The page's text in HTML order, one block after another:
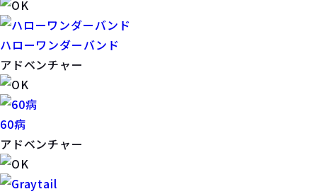
ハローワンダーバンド
アドベンチャー
60病
アドベンチャー